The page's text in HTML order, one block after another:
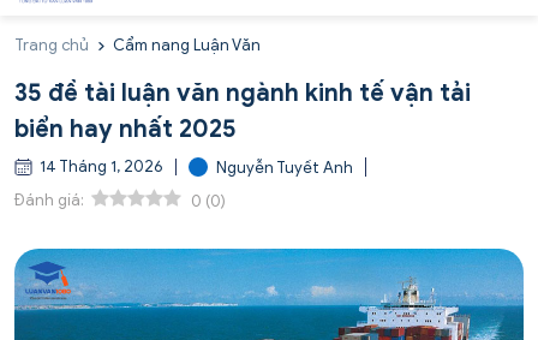
Trang chủ Cẩm nang Luận Văn
35 đề tài luận văn ngành kinh tế vận tải
biển hay nhất 2025
14 Tháng 1, 2026
Nguyễn Tuyết Anh
Đánh giá:
0 (0)